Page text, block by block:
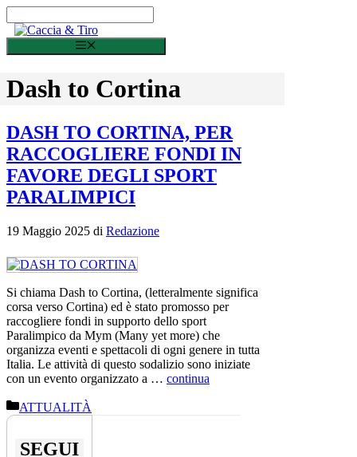
Dash to Cortina
DASH TO CORTINA, PER
RACCOGLIERE FONDI IN
FAVORE DEGLI SPORT
PARALIMPICI
19 Maggio 2025 di Redazione
Si chiama Dash to Cortina, (letteralmente significa
corsa verso Cortina) ed è stato promosso per
raccogliere fondi in supporto dello sport
Paralimpico da Mym (Many yet more) che
organizza eventi e spettacoli di ogni genere in tutta
Italia. Le attività di questo sodalizio sono iniziate
con un evento organizzato a … continua
Categorie
ATTUALITÀ
SEGUI